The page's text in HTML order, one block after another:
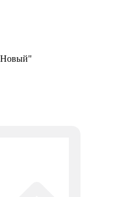
Новый"